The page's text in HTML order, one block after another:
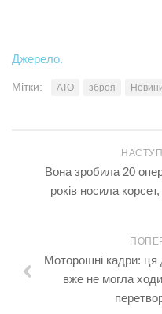
Джерело.
Мітки: АТО зброя
Вона зробила 20
років носила
Моторошні кадри: ця
вже не могла